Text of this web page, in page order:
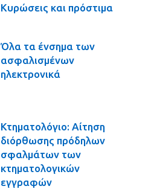
Κυρώσεις και πρόστιμα
Όλα τα ένσημα των
ασφαλισμένων
ηλεκτρονικά
Κτηματολόγιο: Αίτηση
διόρθωσης πρόδηλων
σφαλμάτων των
κτηματολογικών
εγγραφών